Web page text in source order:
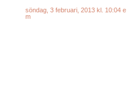
söndag, 3 februari, 2013 kl. 10:04 e
m